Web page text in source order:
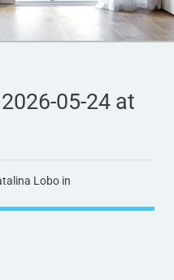
05-24 at
Lobo in